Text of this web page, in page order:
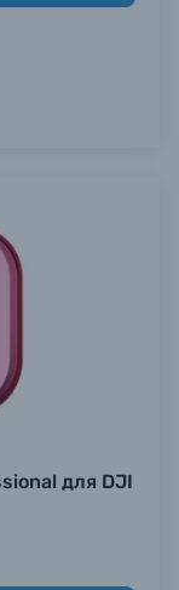
для DJI